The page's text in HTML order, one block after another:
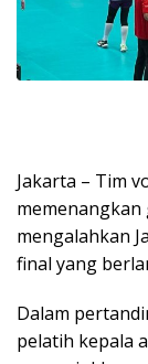
Jakarta – Tim
memenangkan
mengalahkan
final yang
Dalam
pelatih kepala